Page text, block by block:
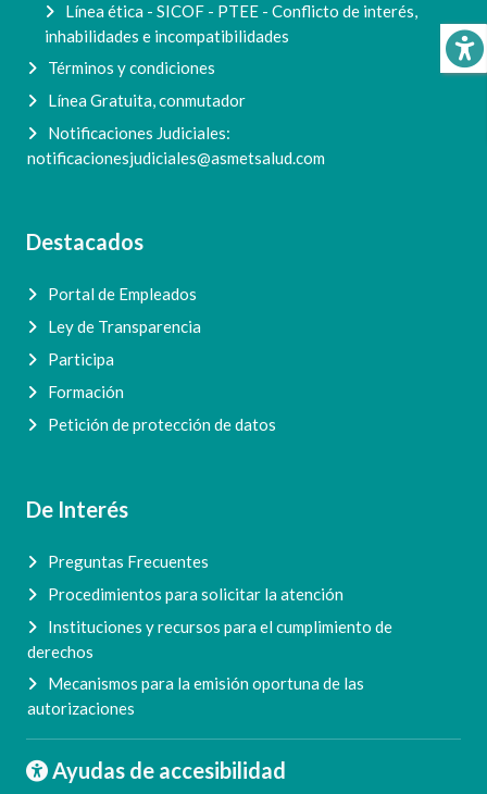
Línea ética - SICOF - PTEE - Conflicto de interés,
inhabilidades e incompatibilidades
Términos y condiciones
Línea Gratuita, conmutador
Notificaciones Judiciales:
notificacionesjudiciales@asmetsalud.com
Destacados
Portal de Empleados
Ley de Transparencia
Participa
Formación
Petición de protección de datos
De Interés
Preguntas Frecuentes
Procedimientos para solicitar la atención
Instituciones y recursos para el cumplimiento de
derechos
Mecanismos para la emisión oportuna de las
autorizaciones
Ayudas de accesibilidad